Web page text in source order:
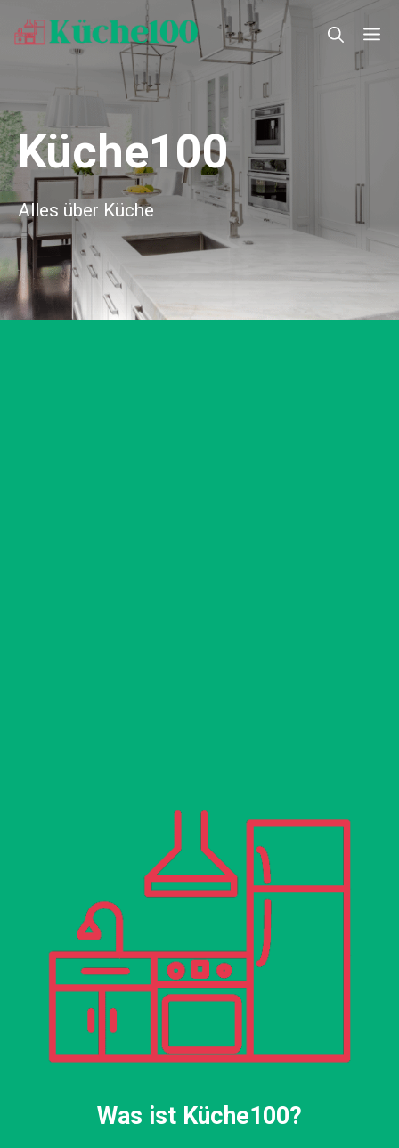
Inhalt
Küche100
Alles über Küche
Was ist Küche100?